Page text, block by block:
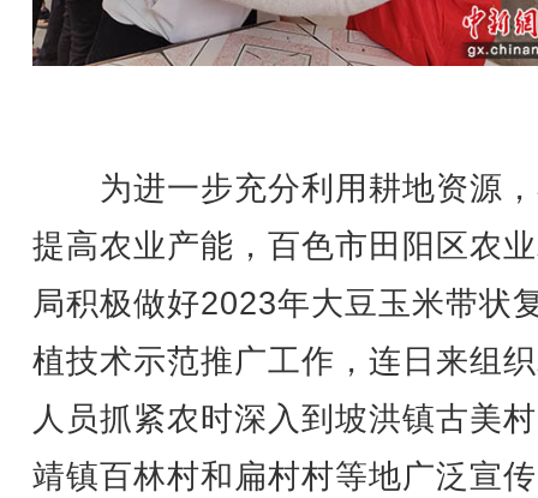
为进一步充分利用耕地资源
提高农业产能，百色市田阳区农
局积极做好2023年大豆玉米带状
植技术示范推广工作，连日来组
人员抓紧农时深入到坡洪镇古美
靖镇百林村和扁村村等地广泛宣